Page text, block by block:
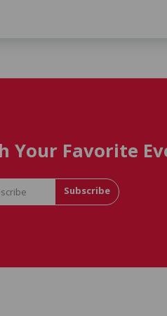
Your Favorite
Subscribe